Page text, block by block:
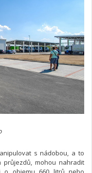
s nádobou, a to
průjezdů, mohou nahradit